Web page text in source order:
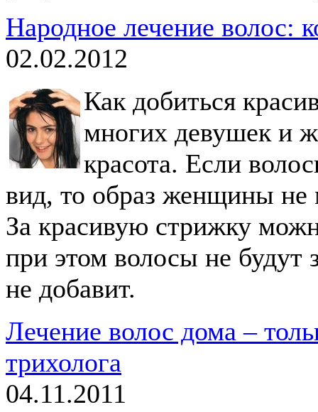
Народное лечение волос:
02.02.2012
Как добиться
многих девушек и
красота. Если
вид, то образ женщины не
За красивую стрижку
при этом волосы не будут
не добавит.
Лечение волос дома –
трихолога
04.11.2011